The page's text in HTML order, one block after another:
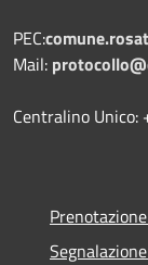
PEC:
Mail:
Centralino Unico: